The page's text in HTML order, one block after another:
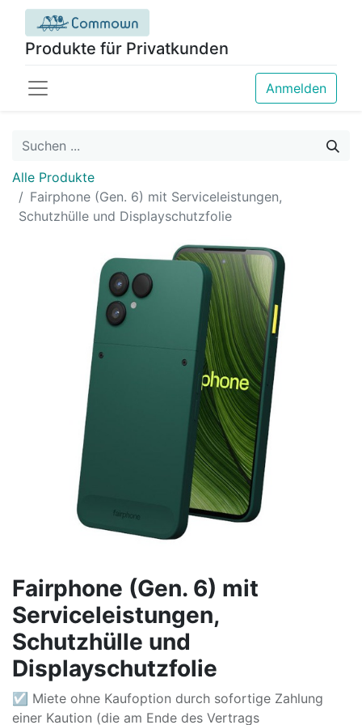
Produkte für Privatkunden
Anmelden
Alle Produkte
Fairphone (Gen. 6) mit Serviceleistungen,
Schutzhülle und Displayschutzfolie
Fairphone (Gen. 6) mit
Serviceleistungen,
Schutzhülle und
Displayschutzfolie
☑ Miete ohne Kaufoption durch sofortige Zahlung
einer Kaution (die am Ende des Vertrags